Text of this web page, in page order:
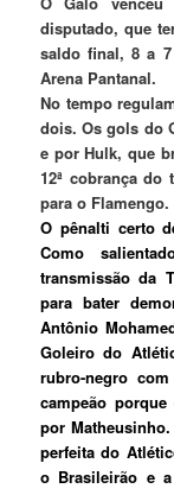
disputado, que
saldo final, 8 a
Arena Pantanal.
No tempo
dois. Os gols do
e por Hulk, que
12ª cobrança do
para o Flamengo.
O pênalti certo
Como
transmissão da
para bater
Antônio
Goleiro do
rubro-negro
campeão
por
perfeita do
o Brasileirão e